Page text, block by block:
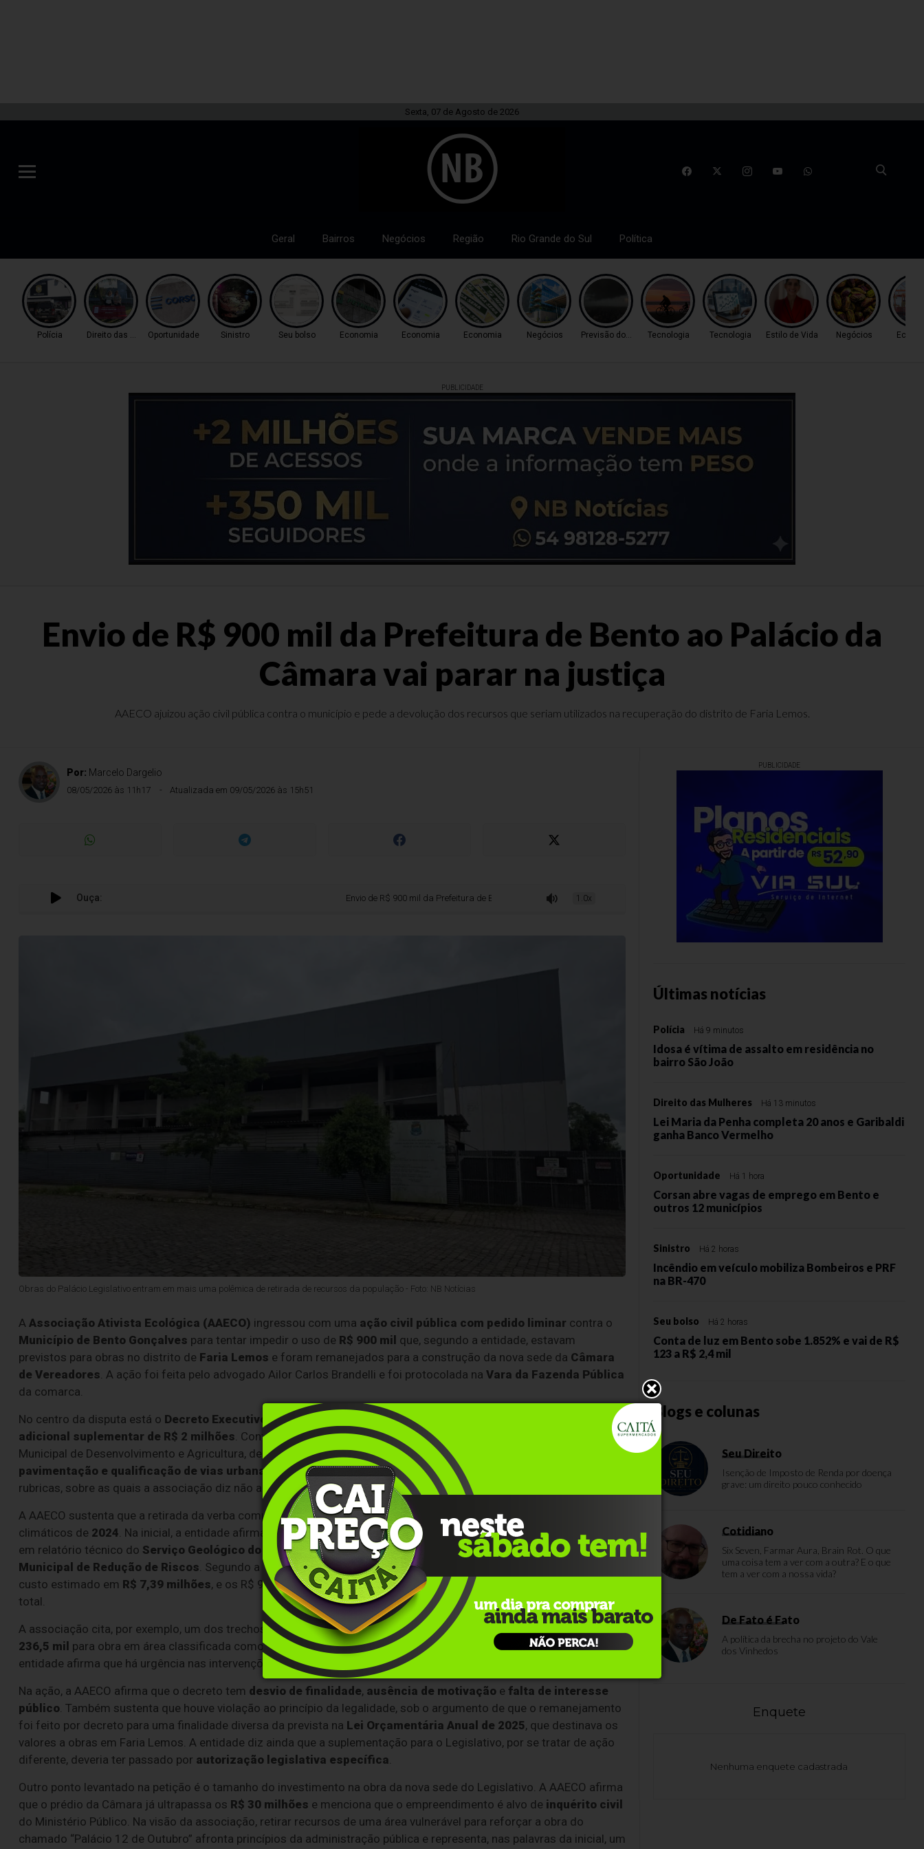
Sexta, 07 de Agosto de 2026
Geral Bairros Negócios Região Rio Grande do Sul Política
Polícia Direito das MulheresOportunidade Sinistro Seu bolso Economia Economia Economia Negócios Previsão do TempoTecnologia Tecnologia Estilo de Vida Negócios
PUBLICIDADE
Envio de R$ 900 mil da Prefeitura de Bento ao Palácio da
Câmara vai parar na justiça
AAECO ajuizou ação civil pública contra o município e pede a devolução dos recursos que seriam utilizados na recuperação do distrito de Faria Lemos.
Por: Marcelo Dargelio
08/05/2026 às 11h17 Atualizada em 09/05/2026 às 15h51
Ouça: Envio de R$ 900 mil da Prefeitura de Bento ao Palácio da Câmara vai parar na justiça
1.0x
Obras do Palácio Legislativo entram em mais uma polêmica de retirada de recursos da população - Foto: NB Notícias
A Associação Ativista Ecológica (AAECO) ingressou com uma ação civil pública com pedido liminar contra o
Município de Bento Gonçalves para tentar impedir o uso de R$ 900 mil que, segundo a entidade, estavam
previstos para obras no distrito de Faria Lemos e foram remanejados para a construção da nova sede da Câmara
de Vereadores. A ação foi feita pelo advogado Ailor Carlos Brandelli e foi protocolada na Vara da Fazenda Pública
da comarca.
No centro da disputa está o Decreto Executivo nº 13.234/2026 , editado em
crédito
adicional suplementar de R$ 2 milhões. Conforme a petição inicial, desse total,
Municipal de Desenvolvimento e Agricultura, de uma rubrica destinada a
saneamento básico, drenagem,
pavimentação e qualificação de vias urbanas e ruraisem Faria Lemos. O restante,
rubricas, sobre as quais a associação diz não apresentar oposição.
A AAECO sustenta que a retirada da verba compromete obras em uma localidade fortemente atingida pelos eventos
climáticos de 2024. Na inicial, a entidade afirma que o distrito foi classificado em áreas derisco altoe
muito alto
em relatório técnico do Serviço Geológico do Brasil e doInstituto de Pesquisas Tecnológicas , dentro doPlano
Municipal de Redução de Riscos. Segundo a peça, o estudo aponta intervenções necessárias em Faria Lemos com
custo estimado em R$ 7,39 milhões, e os R$ 900 mil agora questionados representariam pouco mais de
total.
A associação cita, por exemplo, um dos trechos apontados pelo relatório, o setorSR_088
236,5 mil para obra em área classificada como de risco muito alto, às margens da RS-431. Na argumentação, a
entidade afirma que há urgência nas intervenções diante da possibilidade de novos episódios climáticos severos.
Na ação, a AAECO afirma que o decreto tem desvio de finalidade, ausência de motivação e falta de interesse
público. Também sustenta que houve violação ao princípio da legalidade, sob o argumento de que o remanejamento
foi feito por decreto para uma finalidade diversa da prevista na Lei Orçamentária Anual de 2025, que destinava os
valores a obras em Faria Lemos. A entidade diz ainda que a suplementação para o Legislativo, por se tratar de ação
diferente, deveria ter passado por autorização legislativa específica.
Outro ponto levantado na petição é o tamanho do investimento na obra da nova sede do Legislativo. A AAECO afirma
que o prédio da Câmara já ultrapassa os R$ 30 milhões e menciona que o empreendimento é alvo de inquérito civil
do Ministério Público. Na visão da associação, retirar recursos de uma área vulnerável para reforçar a obra do
chamado “Palácio 12 de Outubro” afronta princípios da administração pública e representa, nas palavras da inicial, um
PUBLICIDADE
Últimas notícias
Polícia Há 9 minutos
Idosa é vítima de assalto em residência no
bairro São João
Direito das Mulheres Há 13 minutos
Lei Maria da Penha completa 20 anos e Garibaldi
ganha Banco Vermelho
Oportunidade Há 1 hora
Corsan abre vagas de emprego em Bento e
outros 12 municípios
Sinistro Há 2 horas
Incêndio em veículo mobiliza Bombeiros e PRF
na BR-470
Seu bolso Há 2 horas
Conta de luz em Bento sobe 1.852% e vai de R$
123 a R$ 2,4 mil
Blogs e colunas
Seu Direito
Isenção de Imposto de Renda por doença
grave: um direito pouco conhecido
Cotidiano
Six Seven, Farmar Aura, Brain Rot. O que
uma coisa tem a ver com a outra? E o que
tem a ver com a nossa vida?
De Fato é Fato
A política da brecha no projeto do Vale
dos Vinhedos
Enquete
Nenhuma enquete cadastrada